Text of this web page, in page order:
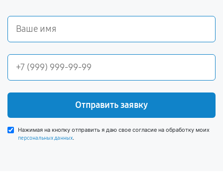
Отправить заявку
Нажимая на кнопку отправить я даю свое согласие на обработку моих
персональных данных.